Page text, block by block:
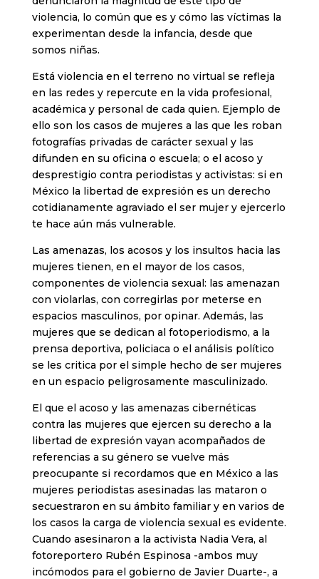
violencia, lo común que es y cómo las víctimas la
experimentan desde la infancia, desde que
somos niñas.
Está violencia en el terreno no virtual se refleja
en las redes y repercute en la vida profesional,
académica y personal de cada quien. Ejemplo de
ello son los casos de mujeres a las que les roban
fotografías privadas de carácter sexual y las
difunden en su oficina o escuela; o el acoso y
desprestigio contra periodistas y activistas: si en
México la libertad de expresión es un derecho
cotidianamente agraviado el ser mujer y ejercerlo
te hace aún más vulnerable.
Las amenazas, los acosos y los insultos hacia las
mujeres tienen, en el mayor de los casos,
componentes de violencia sexual: las amenazan
con violarlas, con corregirlas por meterse en
espacios masculinos, por opinar. Además, las
mujeres que se dedican al fotoperiodismo, a la
prensa deportiva, policiaca o el análisis político
se les critica por el simple hecho de ser mujeres
en un espacio peligrosamente masculinizado.
El que el acoso y las amenazas cibernéticas
contra las mujeres que ejercen su derecho a la
libertad de expresión vayan acompañados de
referencias a su género se vuelve más
preocupante si recordamos que en México a las
mujeres periodistas asesinadas las mataron o
secuestraron en su ámbito familiar y en varios de
los casos la carga de violencia sexual es evidente.
Cuando asesinaron a la activista Nadia Vera, al
fotoreportero Rubén Espinosa -ambos muy
incómodos para el gobierno de Javier Duarte-, a